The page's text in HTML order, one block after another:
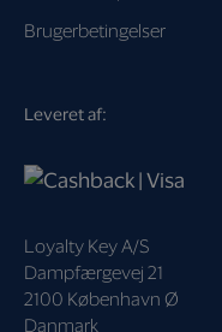
Leveret af:
Loyalty Key A/S
Dampfærgevej 21
2100 København Ø
Danmark
Brugerbetingelser